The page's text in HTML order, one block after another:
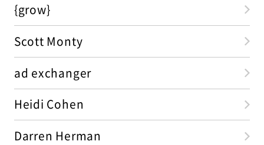
{grow}
Scott Monty
ad exchanger
Heidi Cohen
Darren Herman